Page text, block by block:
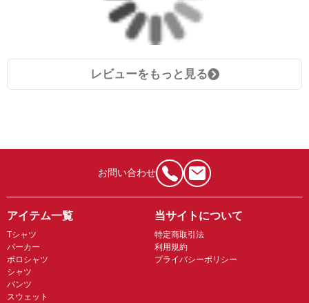
レビューをもっと見る
お問い合わせ
アイテム一覧
Tシャツ
パーカー
ポロシャツ
シャツ
パンツ
スウェット
当サイトについて
特定商取引法
利用規約
プライバシーポリシー